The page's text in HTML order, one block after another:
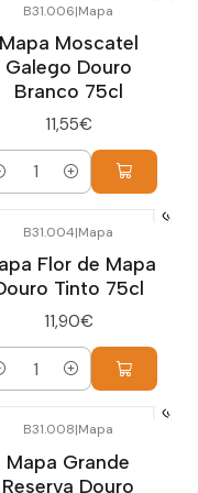
B31.006|Mapa
Mapa Moscatel
Galego Douro
Branco 75cl
11,55€
B31.004|Mapa
Flor de Mapa
Tinto 75cl
11,90€
B31.008|Mapa
Mapa Grande
Reserva Douro